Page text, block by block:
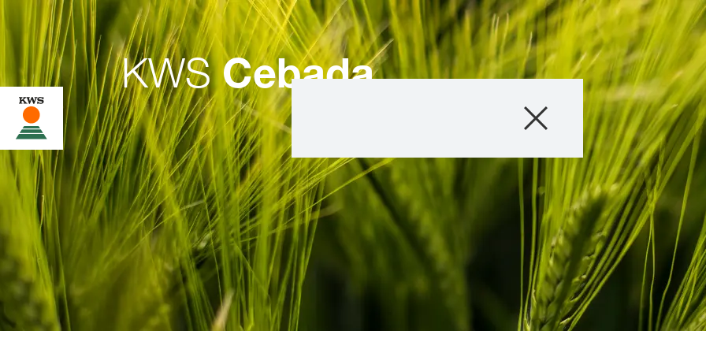
Producto
Información
Historias &
Servicios
Sobre nosotros
KWSCebada